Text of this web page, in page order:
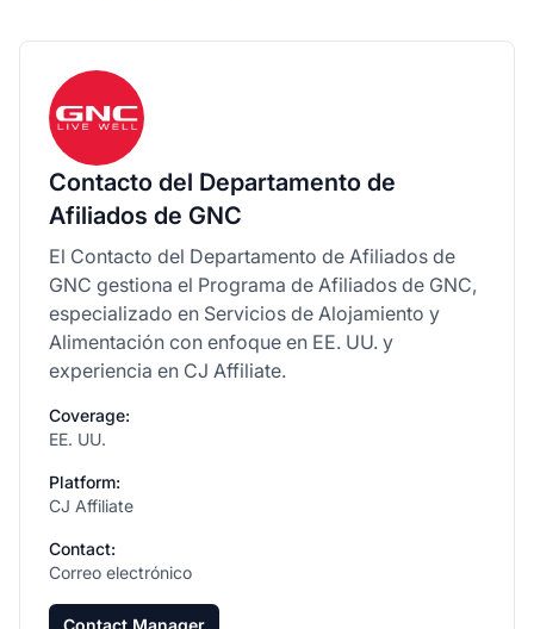
Contacto del Departamento de
Afiliados de GNC
El Contacto del Departamento de Afiliados de
GNC gestiona el Programa de Afiliados de GNC,
especializado en Servicios de Alojamiento y
Alimentación con enfoque en EE. UU. y
experiencia en CJ Affiliate.
Coverage:
EE. UU.
Platform:
CJ Affiliate
Contact:
Correo electrónico
Contact Manager